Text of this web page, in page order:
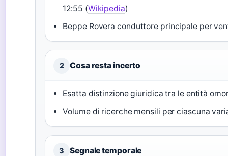
12:55 (Wikipedia)
Beppe Rovera conduttore principale per
2 Cosa resta incerto
Esatta distinzione giuridica tra le entità
Volume di ricerche mensili per ciascuna
3 Segnale temporale